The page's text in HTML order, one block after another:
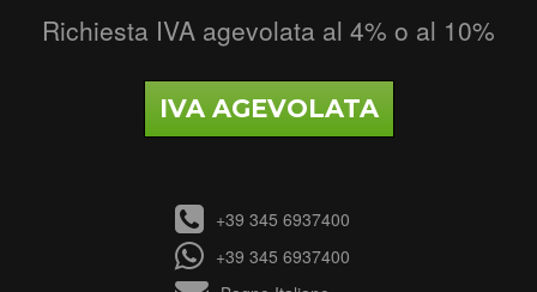
Richiesta IVA agevolata al 4% o al 10%
IVA AGEVOLATA
+39 345 6937400
+39 345 6937400